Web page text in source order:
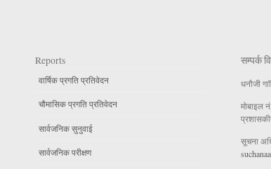
Reports
वार्षिक प्रगति प्रतिवेदन
चौमासिक प्रगति प्रतिवेदन
सार्वजनिक सुनुवाई
सार्वजनिक परीक्षण
सम्पर्क
धनौजी
मोबाइल
सूचना